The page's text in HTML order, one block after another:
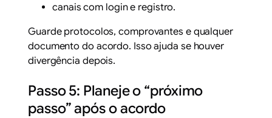
canais com login e registro.
Guarde protocolos, comprovantes e qualquer
documento do acordo. Isso ajuda se houver
divergência depois.
Passo 5: Planeje o “próximo
passo” após o acordo